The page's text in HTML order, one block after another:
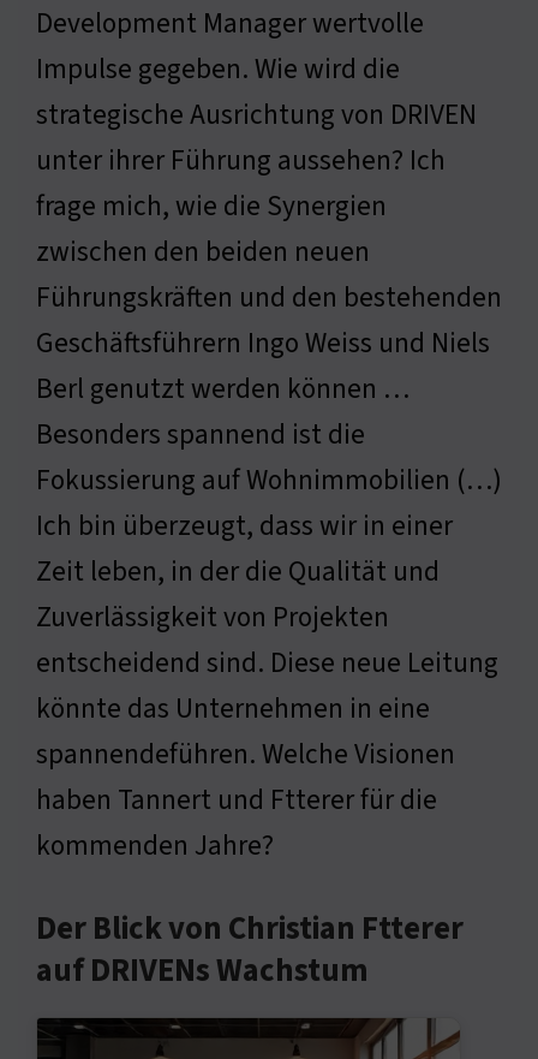
Development Manager wertvolle
Impulse gegeben. Wie wird die
strategische Ausrichtung von DRIVEN
unter ihrer Führung aussehen? Ich
frage mich, wie die Synergien
zwischen den beiden neuen
Führungskräften und den bestehenden
Geschäftsführern Ingo Weiss und Niels
Berl genutzt werden können …
Besonders spannend ist die
Fokussierung auf Wohnimmobilien (…)
Ich bin überzeugt, dass wir in einer
Zeit leben, in der die Qualität und
Zuverlässigkeit von Projekten
entscheidend sind. Diese neue Leitung
könnte das Unternehmen in eine
spannendeführen. Welche Visionen
haben Tannert und Ftterer für die
kommenden Jahre?
Der Blick von Christian Ftterer
auf DRIVENs Wachstum